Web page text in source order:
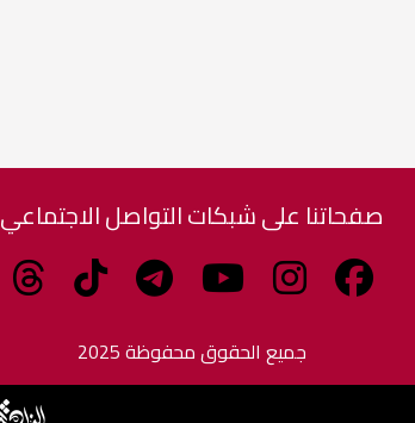
صفحاتنا على شبكات التواصل الاجتماعي
جميع الحقوق محفوظة 2025